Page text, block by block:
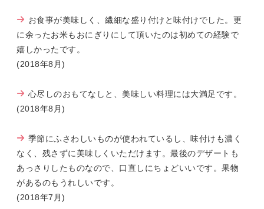
お食事が美味しく、繊細な盛り付けと味付けでした。更
に余ったお米もおにぎりにして頂いたのは初めての経験で
嬉しかったです。
(2018年8月)
心尽しのおもてなしと、美味しい料理には大満足です。
(2018年8月)
季節にふさわしいものが使われているし、味付けも濃く
なく、残さずに美味しくいただけます。最後のデザートも
あっさりしたものなので、口直しにちょどいいです。果物
があるのもうれしいです。
(2018年7月)